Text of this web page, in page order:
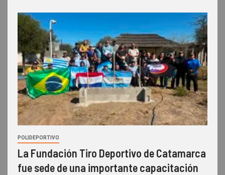
POLIDEPORTIVO
La Fundación Tiro Deportivo de Catamarca
fue sede de una importante capacitación